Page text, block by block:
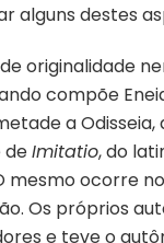
alguns destes
originalidade
compõe
a
deImitatio, do
mesmo ocorre
Os próprios
e teve o